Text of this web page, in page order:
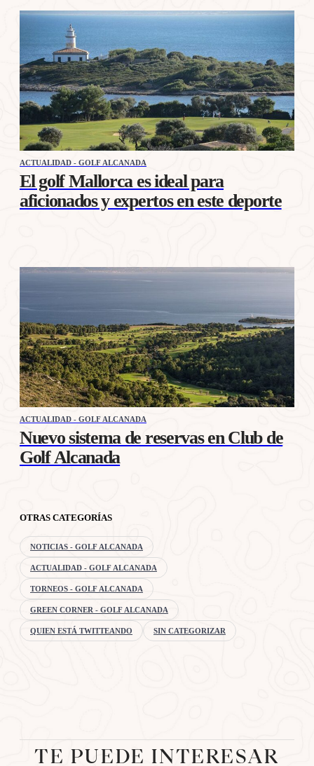
ACTUALIDAD - GOLF ALCANADA
El golf Mallorca es ideal para
aficionados y expertos en este deporte
ACTUALIDAD - GOLF ALCANADA
Nuevo sistema de reservas en Club de
Golf Alcanada
OTRAS CATEGORÍAS
NOTICIAS - GOLF ALCANADA
ACTUALIDAD - GOLF ALCANADA
TORNEOS - GOLF ALCANADA
GREEN CORNER - GOLF ALCANADA
QUIEN ESTÁ TWITTEANDO SIN CATEGORIZAR
TE PUEDE INTERESAR